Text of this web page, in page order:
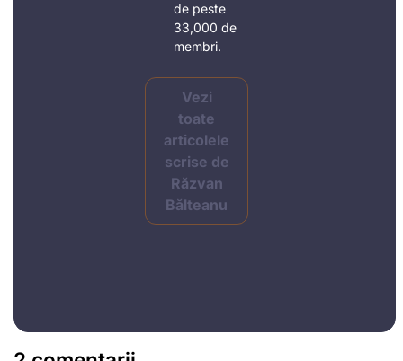
de peste
33,000 de
membri.
Vezi
toate
articolele
scrise de
Răzvan
Bălteanu